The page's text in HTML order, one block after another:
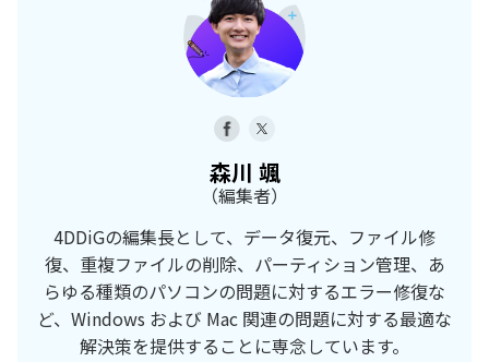
森川 颯
（編集者）
4DDiGの編集長として、データ復元、ファイル修
復、重複ファイルの削除、パーティション管理、あ
らゆる種類のパソコンの問題に対するエラー修復な
ど、Windows および Mac 関連の問題に対する最適な
解決策を提供することに専念しています。